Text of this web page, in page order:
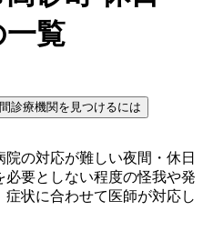
覧
診療機関を見つけるには
の対応が難しい夜間・休日
要としない程度の怪我や発
状に合わせて医師が対応し